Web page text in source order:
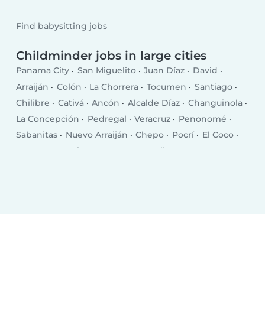
Find babysitting jobs
Childminder jobs in large cities
Panama City San Miguelito Juan Díaz
David
Arraiján
Colón La Chorrera Tocumen
Santiago
Chilibre
Cativá Ancón Alcalde Díaz
Changuinola
La Concepción
Pedregal Veracruz
Penonomé
Sabanitas
Nuevo Arraiján Chepo Pocrí
El Coco
San Juan Bautista
Puerto Armuelles